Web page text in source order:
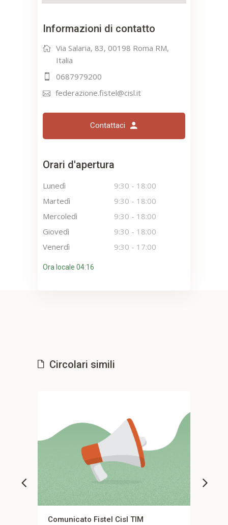
Informazioni di contatto
Via Salaria, 83, 00198 Roma RM,
Italia
0687979200
federazione.fistel@cisl.it
Contattaci
Orari d'apertura
Lunedì 9:30 - 18:00
Martedì
9:30 - 18:00
Mercoledì
9:30 - 18:00
Giovedì
9:30 - 18:00
Venerdì
9:30 - 17:00
Ora locale 04:16
Circolari simili
Fistel Cisl TIM
Comunicato stampa